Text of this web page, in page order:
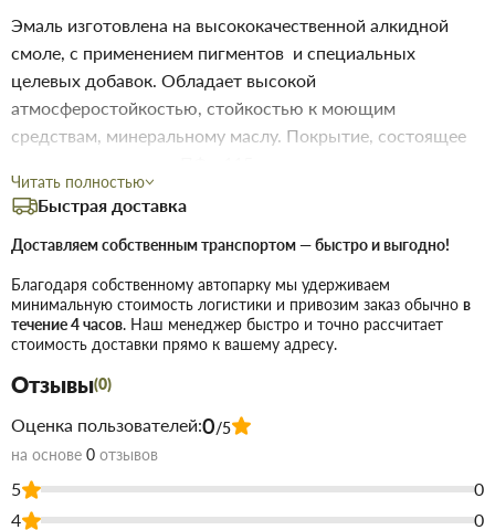
Эмаль изготовлена на высококачественной алкидной
смоле, с применением пигментов и специальных
целевых добавок. Обладает высокой
атмосферостойкостью, стойкостью к моющим
средствам, минеральному маслу. Покрытие, состоящее
подготовленную загрунтованную поверхность, надежно
защищает поверхность от воздействия влаги, морозов и
других атмосферных воздействий в течение 5 лет.
Пленка эмали устойчива к изменению температур от
-50°С до +60°С, обладает высоким блеском.
Предназначается для окрашивания металлических,
деревянных и других поверхностей, подвергающихся
атмосферным воздействиям.
Расход на один
слой
80-120 г/м² в зависимости от
Применение
Для наружных и внутренних
Читать полностью
Быстрая доставка
Доставляем собственным транспортом — быстро и выгодно!
Благодаря собственному автопарку мы удерживаем
минимальную стоимость логистики и привозим заказ обычно в
течение 4 часов. Наш менеджер быстро и точно рассчитает
стоимость доставки прямо к вашему адресу.
Отзывы(0)
Оценка пользователей:0/5
на основе 0 отзывов
5
0
4
0